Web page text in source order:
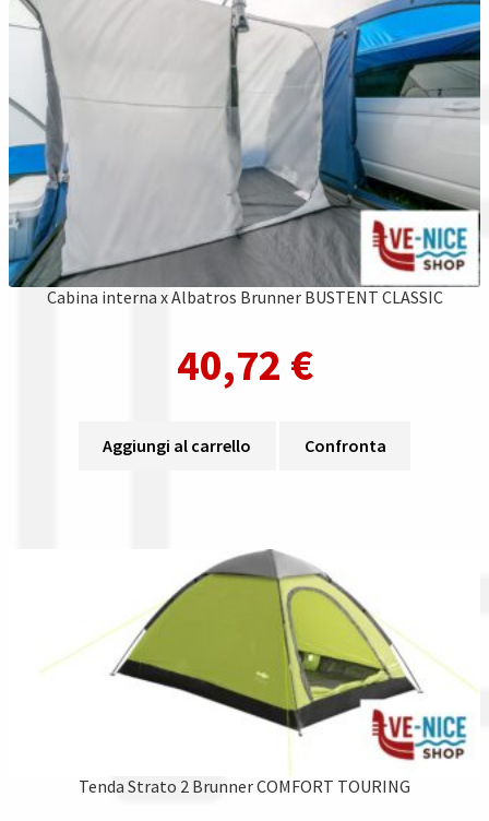
Cabina interna x Albatros Brunner BUSTENT CLASSIC
40,72 €
Aggiungi al carrello Confronta
Tenda Strato 2 Brunner COMFORT TOURING